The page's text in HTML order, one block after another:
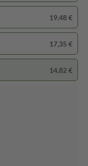
19,48 €
17,35 €
14,82 €